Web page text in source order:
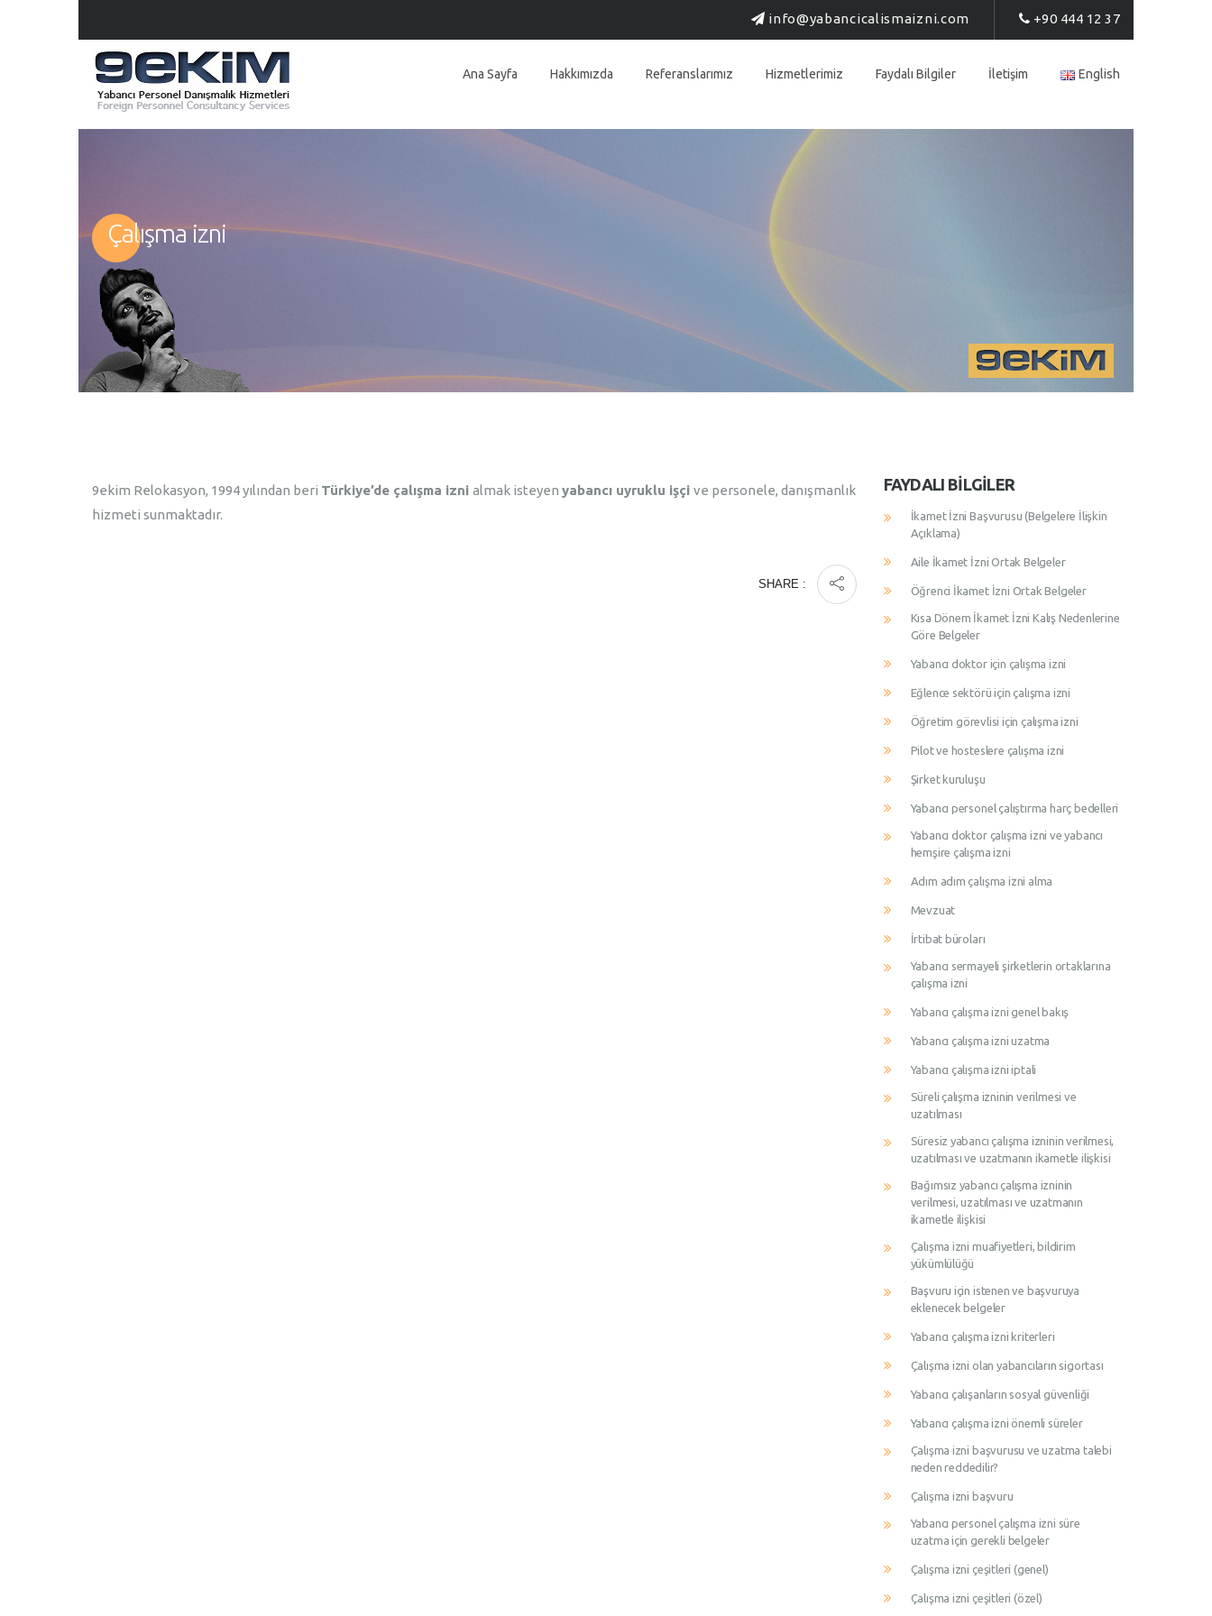
info@yabancicalismaizni.com +90 444 12 37
Ana Sayfa Hakkımızda Referanslarımız Hizmetlerimiz Faydalı Bilgiler İletişim English
Çalışma izni
9ekim Relokasyon, 1994 yılından beri Türkiye’de çalışma izni almak isteyen yabancı uyruklu işçi ve personele, danışmanlık
hizmeti sunmaktadır.
SHARE :
FAYDALI BILGILER
İkamet İzni Başvurusu (Belgelere İlişkin
Açıklama)
Aile İkamet İzni Ortak Belgeler
Öğrenci İkamet İzni Ortak Belgeler
Kısa Dönem İkamet İzni Kalış Nedenlerine
Göre Belgeler
Yabancı doktor için çalışma izni
Eğlence sektörü için çalışma izni
Öğretim görevlisi için çalışma izni
Pilot ve hosteslere çalışma izni
Şirket kuruluşu
Yabancı personel çalıştırma harç bedelleri
Yabancı doktor çalışma izni ve yabancı
hemşire çalışma izni
Adım adım çalışma izni alma
Mevzuat
İrtibat büroları
Yabancı sermayeli şirketlerin ortaklarına
çalışma izni
Yabancı çalışma izni genel bakış
Yabancı çalışma izni uzatma
Yabancı çalışma izni iptali
Süreli çalışma izninin verilmesi ve
uzatılması
Süresiz yabancı çalışma izninin verilmesi,
uzatılması ve uzatmanın ikametle ilişkisi
Bağımsız yabancı çalışma izninin
verilmesi, uzatılması ve uzatmanın
ikametle ilişkisi
Çalışma izni muafiyetleri, bildirim
yükümlülüğü
Başvuru için istenen ve başvuruya
eklenecek belgeler
Yabancı çalışma izni kriterleri
Çalışma izni olan yabancıların sigortası
Yabancı çalışanların sosyal güvenliği
Yabancı çalışma izni önemli süreler
Çalışma izni başvurusu ve uzatma talebi
neden reddedilir?
Çalışma izni başvuru
Yabancı personel çalışma izni süre
uzatma için gerekli belgeler
Çalışma izni çeşitleri (genel)
Çalışma izni çeşitleri (özel)